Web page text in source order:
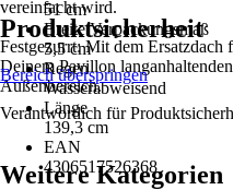
51 cm
Breite Verpackungsmaß
5,5 cm
Regen
Wasserabweisend
Länge
139,3 cm
EAN
4306517526368
vereinfacht wird.
Festgezurrt: Mit dem
Deinem Pavillon
Außenbereich.
Produktsicherheit
Bereich überspringen
Verantwortlich für
Weitere Kategorien